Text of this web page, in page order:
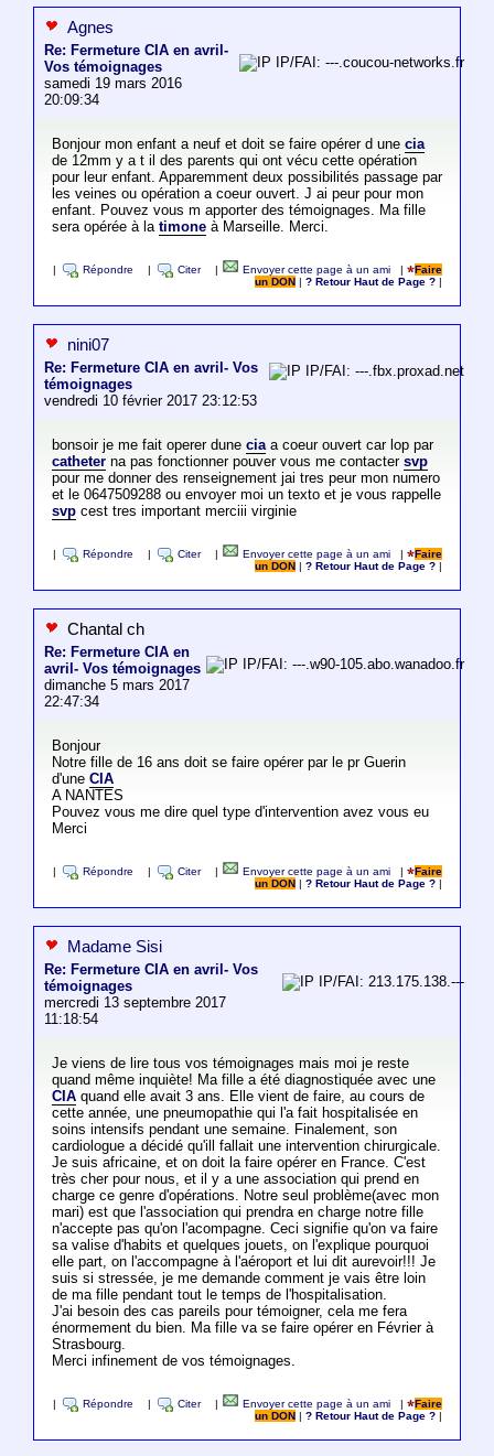
Agnes
Re: Fermeture CIA en avril-
Vos témoignages
samedi 19 mars 2016
20:09:34
IP/FAI: ---.coucou-networks.fr
Bonjour mon enfant a neuf et doit se faire opérer d une cia
de 12mm y a t il des parents qui ont vécu cette opération
pour leur enfant. Apparemment deux possibilités passage par
les veines ou opération a coeur ouvert. J ai peur pour mon
enfant. Pouvez vous m apporter des témoignages. Ma fille
sera opérée à la timoneà Marseille. Merci.
Répondre Citer Envoyer cette page à un ami |
Faire
un DON
|? Retour Haut de Page ?
nini07
Re: Fermeture CIA en avril- Vos
témoignages
vendredi 10 février 2017 23:12:53
IP/FAI: ---.fbx.proxad.net
bonsoir je me fait operer dune ciaa coeur ouvert car lop par
catheterna pas fonctionner pouver vous me contacter svp
pour me donner des renseignement jai tres peur mon numero
et le 0647509288 ou envoyer moi un texto et je vous rappelle
svpcest tres important merciii virginie
Répondre Citer Envoyer cette page à un ami |
Faire
un DON
|? Retour Haut de Page ?
Chantal ch
Re: Fermeture CIA en
avril- Vos témoignages
dimanche 5 mars 2017
22:47:34
IP/FAI: ---.w90-105.abo.wanadoo.fr
Bonjour
Notre fille de 16 ans doit se faire opérer par le pr Guerin
d'une CIA
A NANTES
Pouvez vous me dire quel type d'intervention avez vous eu
Merci
Répondre Citer Envoyer cette page à un ami |
Faire
un DON
|? Retour Haut de Page ?
Madame Sisi
Re: Fermeture CIA en avril- Vos
témoignages
mercredi 13 septembre 2017
11:18:54
IP/FAI: 213.175.138.---
Je viens de lire tous vos témoignages mais moi je reste
quand même inquiète! Ma fille a été diagnostiquée avec une
CIAquand elle avait 3 ans. Elle vient de faire, au cours de
cette année, une pneumopathie qui l'a fait hospitalisée en
soins intensifs pendant une semaine. Finalement, son
cardiologue a décidé qu'ill fallait une intervention chirurgicale.
Je suis africaine, et on doit la faire opérer en France. C'est
très cher pour nous, et il y a une association qui prend en
charge ce genre d'opérations. Notre seul problème(avec mon
mari) est que l'association qui prendra en charge notre fille
n'accepte pas qu'on l'acompagne. Ceci signifie qu'on va faire
sa valise d'habits et quelques jouets, on l'explique pourquoi
elle part, on l'accompagne à l'aéroport et lui dit aurevoir!!! Je
suis si stressée, je me demande comment je vais être loin
de ma fille pendant tout le temps de l'hospitalisation.
J'ai besoin des cas pareils pour témoigner, cela me fera
énormement du bien. Ma fille va se faire opérer en Février à
Strasbourg.
Merci infinement de vos témoignages.
Répondre Citer Envoyer cette page à un ami |
Faire
un DON
|? Retour Haut de Page ?